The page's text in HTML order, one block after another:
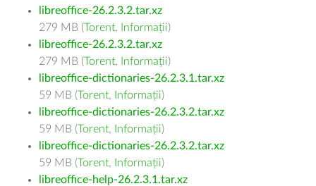
libreoffice-26.2.3.2.tar.xz
279 MB (Torent, Informații)
libreoffice-26.2.3.2.tar.xz
279 MB (Torent, Informații)
libreoffice-dictionaries-26.2.3.1.tar.xz
59 MB (Torent, Informații)
libreoffice-dictionaries-26.2.3.2.tar.xz
59 MB (Torent, Informații)
libreoffice-dictionaries-26.2.3.2.tar.xz
59 MB (Torent, Informații)
libreoffice-help-26.2.3.1.tar.xz